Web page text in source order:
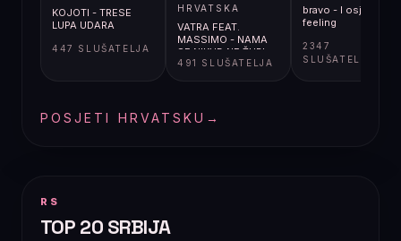
KOJOTI - TRESE
LUPA UDARA
447 SLUŠATELJA
HRVATSKA
VATRA FEAT.
MASSIMO - NAMA
SE NIKUD NE ŽURI
491 SLUŠATELJA
bravo - I osjećaj i
feeling
2347
SLUŠATELJA
POSJETI HRVATSKU →
RS
TOP 20 SRBIJA